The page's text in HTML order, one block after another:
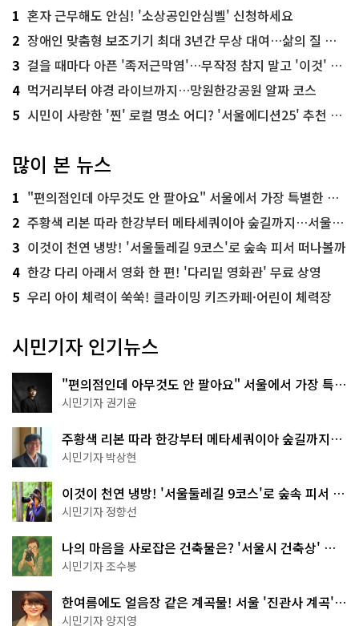
1 혼자 근무해도 안심! '소상공인안심벨' 신청하세요
2 장애인 맞춤형 보조기기 최대 3년간 무상 대여…삶의 질 높인다
3 걸을 때마다 아픈 '족저근막염'…무작정 참지 말고 '이것' 해보세요!
4 먹거리부터 야경 라이브까지…망원한강공원 알짜 코스
5 시민이 사랑한 '찐' 로컬 명소 어디? '서울에디션25' 추천 코스
많이 본 뉴스
1 "편의점인데 아무것도 안 팔아요" 서울에서 가장 특별한 편의점의 정체
2 주황색 리본 따라 한강부터 메타세쿼이아 숲길까지…서울둘레길 15코스
3 이것이 천연 냉방! '서울둘레길 9코스'로 숲속 피서 떠나볼까
4 한강 다리 아래서 영화 한 편! '다리밑 영화관' 무료 상영
5 우리 아이 체력이 쑥쑥! 클라이밍 키즈카페·어린이 체력장
시민기자 인기뉴스
"편의점인데 아무것도 안 팔아요" 서울에서 가장 특별
한 편의점의 정체
시민기자 권기윤
주황색 리본 따라 한강부터 메타세쿼이아 숲길까지…
서울둘레길 15코스
시민기자 박상현
이것이 천연 냉방! '서울둘레길 9코스'로 숲속 피서 떠
나볼까
시민기자 정향선
나의 마음을 사로잡은 건축물은? '서울시 건축상' 수
상작 공개!
시민기자 조수봉
한여름에도 얼음장 같은 계곡물! 서울 '진관사 계곡'이
천국이네~
시민기자 양지영